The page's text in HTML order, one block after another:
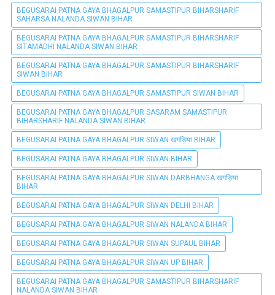
BEGUSARAI PATNA GAYA BHAGALPUR SAMASTIPUR BIHARSHARIF
SAHARSA NALANDA SIWAN BIHAR
BEGUSARAI PATNA GAYA BHAGALPUR SAMASTIPUR BIHARSHARIF
SITAMADHI NALANDA SIWAN BIHAR
BEGUSARAI PATNA GAYA BHAGALPUR SAMASTIPUR BIHARSHARIF
SIWAN BIHAR
BEGUSARAI PATNA GAYA BHAGALPUR SAMASTIPUR SIWAN BIHAR
BEGUSARAI PATNA GAYA BHAGALPUR SASARAM SAMASTIPUR
BIHARSHARIF NALANDA SIWAN BIHAR
BEGUSARAI PATNA GAYA BHAGALPUR SIWAN खगड़िया BIHAR
BEGUSARAI PATNA GAYA BHAGALPUR SIWAN BIHAR
BEGUSARAI PATNA GAYA BHAGALPUR SIWAN DARBHANGA खगड़िया
BIHAR
BEGUSARAI PATNA GAYA BHAGALPUR SIWAN DELHI BIHAR
BEGUSARAI PATNA GAYA BHAGALPUR SIWAN NALANDA BIHAR
BEGUSARAI PATNA GAYA BHAGALPUR SIWAN SUPAUL BIHAR
BEGUSARAI PATNA GAYA BHAGALPUR SIWAN UP BIHAR
BEGUSARAI PATNA GAYA BHAGALPUR SAMASTIPUR BIHARSHARIF
NALANDA SIWAN BIHAR